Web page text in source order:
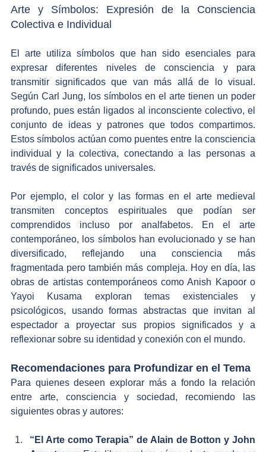
Arte y Símbolos: Expresión de la Consciencia
Colectiva e Individual
El arte utiliza símbolos que han sido esenciales para
expresar diferentes niveles de consciencia y para
transmitir significados que van más allá de lo visual.
Según Carl Jung, los símbolos en el arte tienen un poder
profundo, pues están ligados al inconsciente colectivo, el
conjunto de ideas y patrones que todos compartimos.
Estos símbolos actúan como puentes entre la consciencia
individual y la colectiva, conectando a las personas a
través de significados universales.
Por ejemplo, el color y las formas en el arte medieval
transmiten conceptos espirituales que podían ser
comprendidos incluso por analfabetos. En el arte
contemporáneo, los símbolos han evolucionado y se han
diversificado, reflejando una consciencia más
fragmentada pero también más compleja. Hoy en día, las
obras de artistas contemporáneos como Anish Kapoor o
Yayoi Kusama exploran temas existenciales y
psicológicos, usando formas abstractas que invitan al
espectador a proyectar sus propios significados y a
reflexionar sobre su identidad y conexión con el mundo.
Recomendaciones para Profundizar en el Tema
Para quienes deseen explorar más a fondo la relación
entre arte, consciencia y sociedad, recomiendo las
siguientes obras y autores:
“El Arte como Terapia” de Alain de Botton y John